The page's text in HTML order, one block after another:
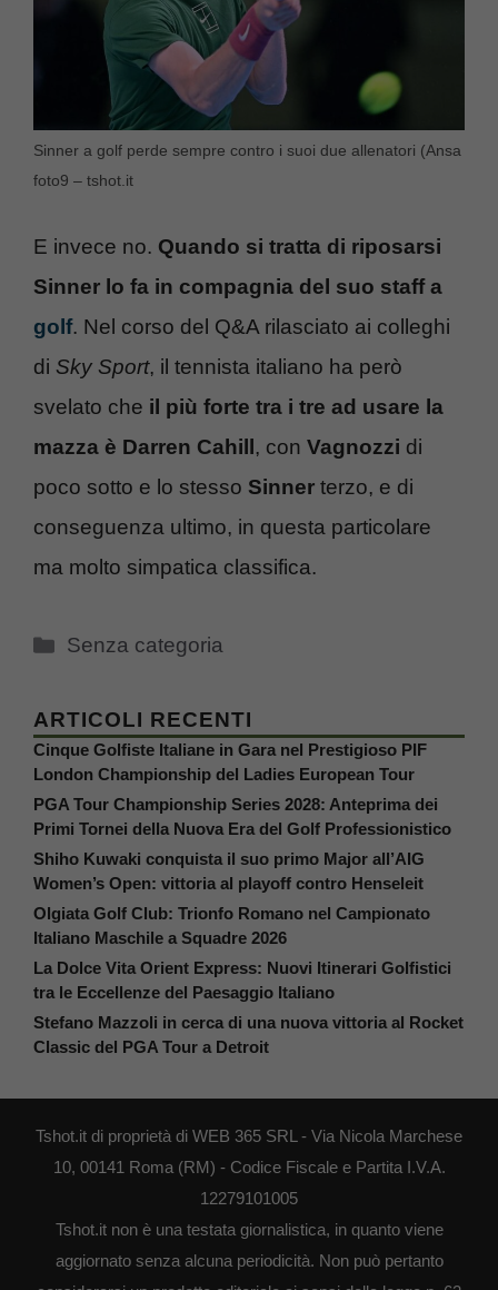
Sinner a golf perde sempre contro i suoi due allenatori (Ansa
foto9 – tshot.it
E invece no. Quando si tratta di riposarsi
Sinner lo fa in compagnia del suo staff a
golf. Nel corso del Q&A rilasciato ai colleghi
di Sky Sport, il tennista italiano ha però
svelato che il più forte tra i tre ad usare la
mazza è Darren Cahill , con Vagnozzi di
poco sotto e lo stesso Sinner terzo, e di
conseguenza ultimo, in questa particolare
ma molto simpatica classifica.
Categorie
Senza categoria
ARTICOLI RECENTI
Cinque Golfiste Italiane in Gara nel Prestigioso PIF
London Championship del Ladies European Tour
PGA Tour Championship Series 2028: Anteprima dei
Primi Tornei della Nuova Era del Golf Professionistico
Shiho Kuwaki conquista il suo primo Major all’AIG
Women’s Open: vittoria al playoff contro Henseleit
Olgiata Golf Club: Trionfo Romano nel Campionato
Italiano Maschile a Squadre 2026
La Dolce Vita Orient Express: Nuovi Itinerari Golfistici
tra le Eccellenze del Paesaggio Italiano
Stefano Mazzoli in cerca di una nuova vittoria al Rocket
Classic del PGA Tour a Detroit
Tshot.it di proprietà di WEB 365 SRL - Via Nicola Marchese
10, 00141 Roma (RM) - Codice Fiscale e Partita I.V.A.
12279101005
Tshot.it non è una testata giornalistica, in quanto viene
aggiornato senza alcuna periodicità. Non può pertanto